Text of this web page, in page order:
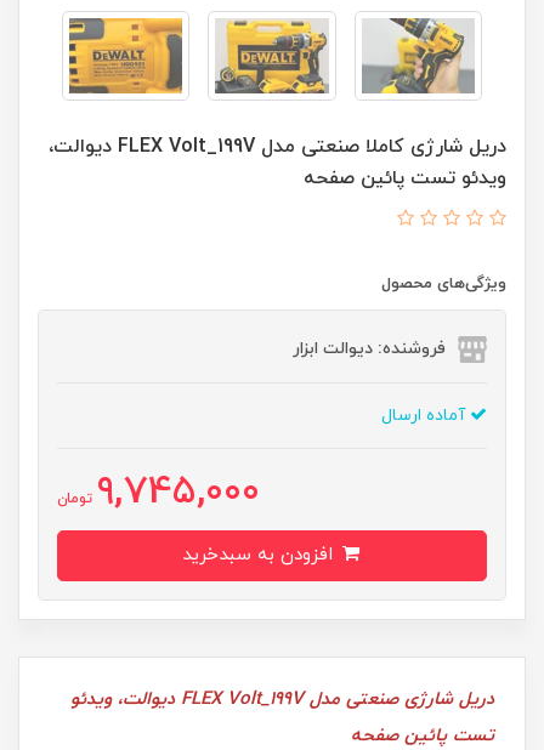
دریل شارژی کاملا صنعتی مدل FLEX Volt_199V دیوالت،
ویدئو تست پائین صفحه
ویژگی‌های محصول
فروشنده: دیوالت ابزار
آماده ارسال
9,745,000 تومان
دریل شارژی صنعتی مدل FLEX Volt_199V دیوالت، ویدئو
تست پائین صفحه